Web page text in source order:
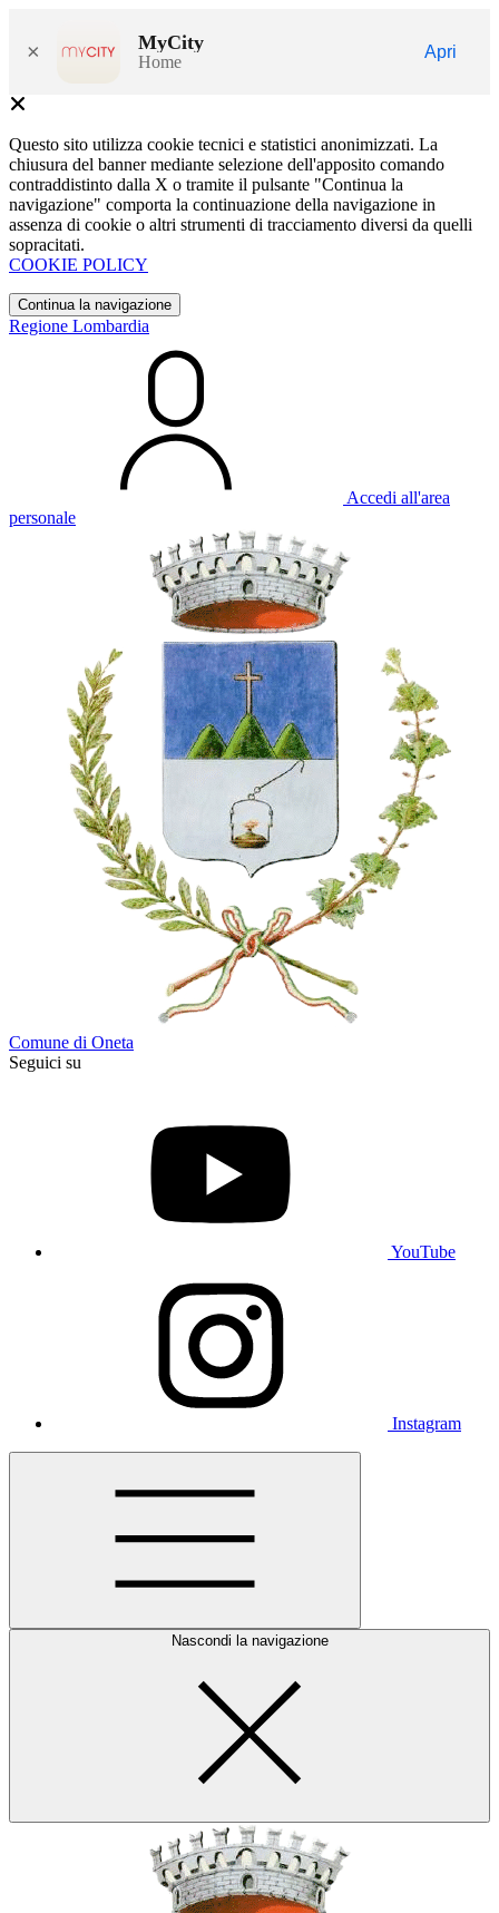
× MyCity
Home
Apri
Questo sito utilizza cookie tecnici e statistici anonimizzati. La
chiusura del banner mediante selezione dell'apposito comando
contraddistinto dalla X o tramite il pulsante "Continua la
navigazione" comporta la continuazione della navigazione in
assenza di cookie o altri strumenti di tracciamento diversi da quelli
sopracitati.
COOKIE POLICY
Continua la navigazione
Regione Lombardia
Accedi all'area
personale
Comune di Oneta
Seguici su
YouTube
Instagram
Nascondi la navigazione